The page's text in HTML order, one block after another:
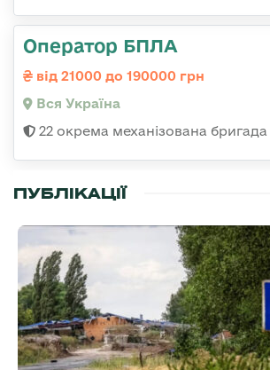
Оператор БПЛА
від 21000 до 190000 грн
Вся Україна
22 окрема механізована бригада
ПУБЛІКАЦІЇ